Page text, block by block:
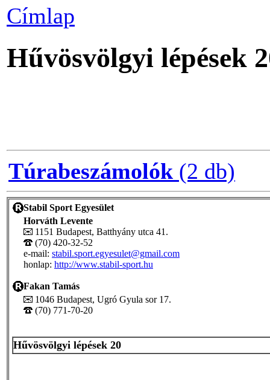
Címlap
Hűvösvölgyi lépések
Túrabeszámolók (2 db)
Stabil Sport Egyesület
Horváth Levente
1151 Budapest, Batthyány utca 41.
(70) 420-32-52
e-mail: stabil.sport.egyesulet@gmail.com
honlap: http://www.stabil-sport.hu
Fakan Tamás
1046 Budapest, Ugró Gyula sor 17.
(70) 771-70-20
Hűvösvölgyi lépések 20